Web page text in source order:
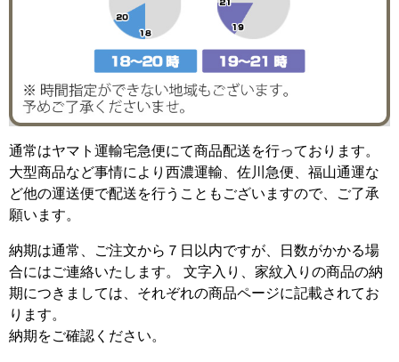
通常はヤマト運輸宅急便にて商品配送を行っております。
大型商品など事情により西濃運輸、佐川急便、福山通運な
ど他の運送便で配送を行うこともございますので、ご了承
願います。
納期は通常、ご注文から７日以内ですが、日数がかかる場
合にはご連絡いたします。 文字入り、家紋入りの商品の納
期につきましては、それぞれの商品ページに記載されてお
ります。
納期をご確認ください。